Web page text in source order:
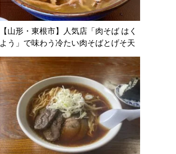
【山形・東根市】人気店「肉そば はく
よう」で味わう冷たい肉そばとげそ天